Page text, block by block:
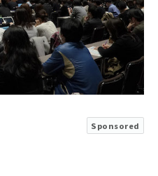
Sponsored